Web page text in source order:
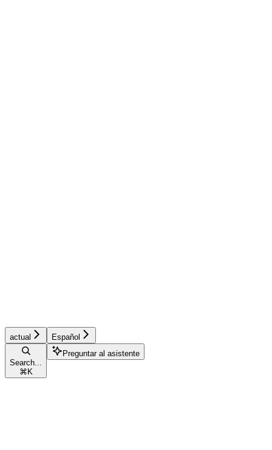
actual Español
Search...
⌘ K
Preguntar al asistente